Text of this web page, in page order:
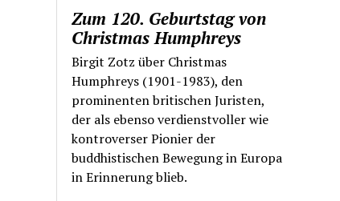
Zum 120. Geburtstag von
Christmas Humphreys
Birgit Zotz über Christmas
Humphreys (1901-1983), den
prominenten britischen Juristen,
der als ebenso verdienstvoller wie
kontroverser Pionier der
buddhistischen Bewegung in Europa
in Erinnerung blieb.